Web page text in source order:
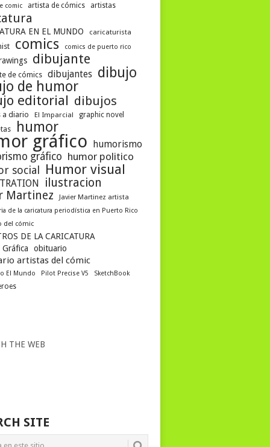
comic
artista de cómics artistas
EN EL MUNDO caricaturista
comics comics de puerto rico
dibujante
de cómics dibujantes dibujo
de humor
editorial dibujos
a diario El Imparcial graphic novel
humor
gráfico humorismo
gráfico humor politico
social Humor visual
ilustracion
Martinez
Javier Martinez artista
de la caricatura periodística en Puerto Rico
del cómic
DE LA CARICATURA
obituario
artistas del cómic
El Mundo Pilot Precise V5 SketchBook
THE WEB
SITE